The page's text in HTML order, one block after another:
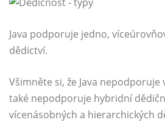
Java podporuje jedno,
dědictví.
Všimněte si, že Java nepodporuje
také nepodporuje hybridní
vícenásobných a hierarchických